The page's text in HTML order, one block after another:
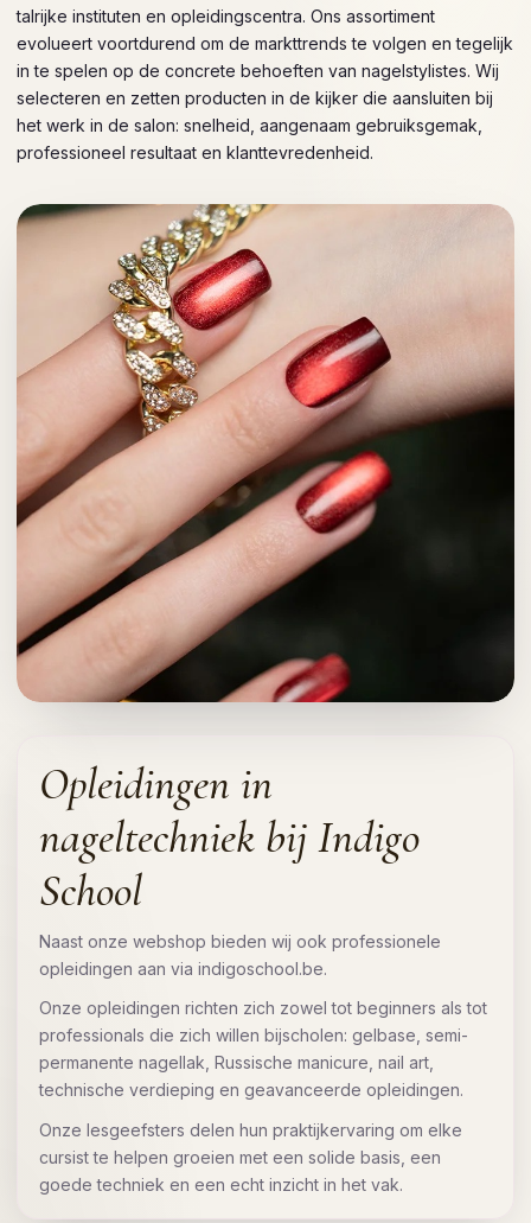
talrijke instituten en opleidingscentra. Ons assortiment
evolueert voortdurend om de markttrends te volgen en tegelijk
in te spelen op de concrete behoeften van nagelstylistes. Wij
selecteren en zetten producten in de kijker die aansluiten bij
het werk in de salon: snelheid, aangenaam gebruiksgemak,
professioneel resultaat en klanttevredenheid.
Opleidingen in
nageltechniek bij Indigo
School
Naast onze webshop bieden wij ook professionele
opleidingen aan via indigoschool.be.
Onze opleidingen richten zich zowel tot beginners als tot
professionals die zich willen bijscholen: gelbase, semi-
permanente nagellak, Russische manicure, nail art,
technische verdieping en geavanceerde opleidingen.
Onze lesgeefsters delen hun praktijkervaring om elke
cursist te helpen groeien met een solide basis, een
goede techniek en een echt inzicht in het vak.